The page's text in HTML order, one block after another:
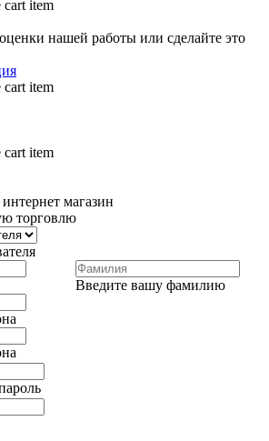
нашей работы или сделайте это
магазин
торговлю
Введите вашу фамилию